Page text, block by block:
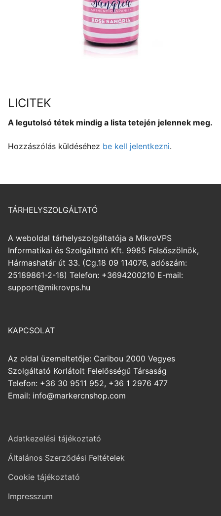
LICITEK
A legutolsó tétek mindig a lista tetején jelennek meg.
Hozzászólás küldéséhez be kell jelentkezni.
TÁRHELYSZOLGÁLTATÓ
A weboldal tárhelyszolgáltatója a MikroVPS
Informatikai és Szolgáltató Kft. 9985 Felsőszölnök,
Hármashatár út 33. (Cg.18 09 114076, adószám:
25189861-2-18) Telefon: +3694200210 E-mail:
support@mikrovps.hu
KAPCSOLAT
Az oldal üzemeltetője: Caribou 2000 Vegyes
Szolgáltató Korlátolt Felelősségű Társaság
Telefon: +36 30 9511 952, +36 1 2976 477
Email: info@markercnshop.com
Adatkezelési tájékoztató
Általános Szerződési Feltételek
Cookie tájékoztató
Impresszum